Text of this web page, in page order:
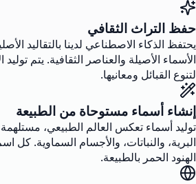
حفظ التراث الثقافي
يحتفظ الذكاء الاصطناعي لدينا بالتقاليد
الأسماء الأصيلة والعناصر الثقافية. يتم
لتنوع القبائل ومعانيها.
إنشاء أسماء مستوحاة من الطبيعة
توليد أسماء تعكس العالم الطبيعي،
البرية، والنباتات، والأجسام السماوية. كل
الهنود الحمر بالطبيعة.